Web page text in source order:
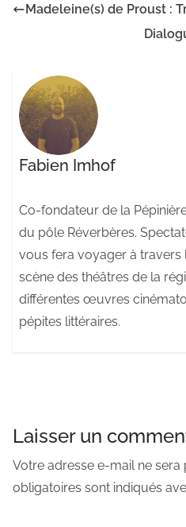
Madeleine(s) de Proust :
Fabien Imhof
Co-fondateur de la
du pôle Réverbères.
vous fera voyager à travers
scène des théâtres de la
différentes œuvres
pépites littéraires.
Laisser un
Votre adresse e-mail ne sera
obligatoires sont indiqués